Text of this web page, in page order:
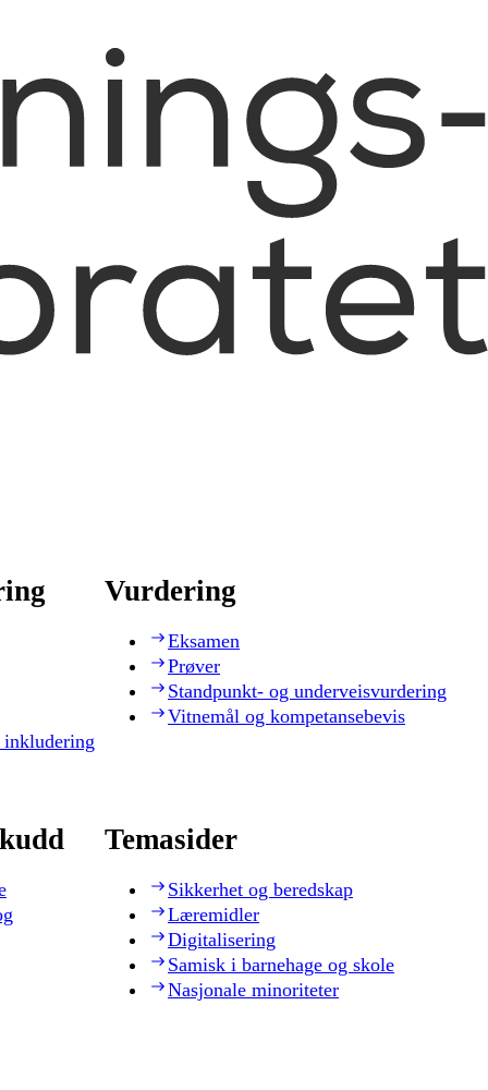
Vurdering
Eksamen
Prøver
Standpunkt- og underveisvurdering
Vitnemål og kompetansebevis
Temasider
Sikkerhet og beredskap
Læremidler
Digitalisering
Samisk i barnehage og skole
Nasjonale minoriteter